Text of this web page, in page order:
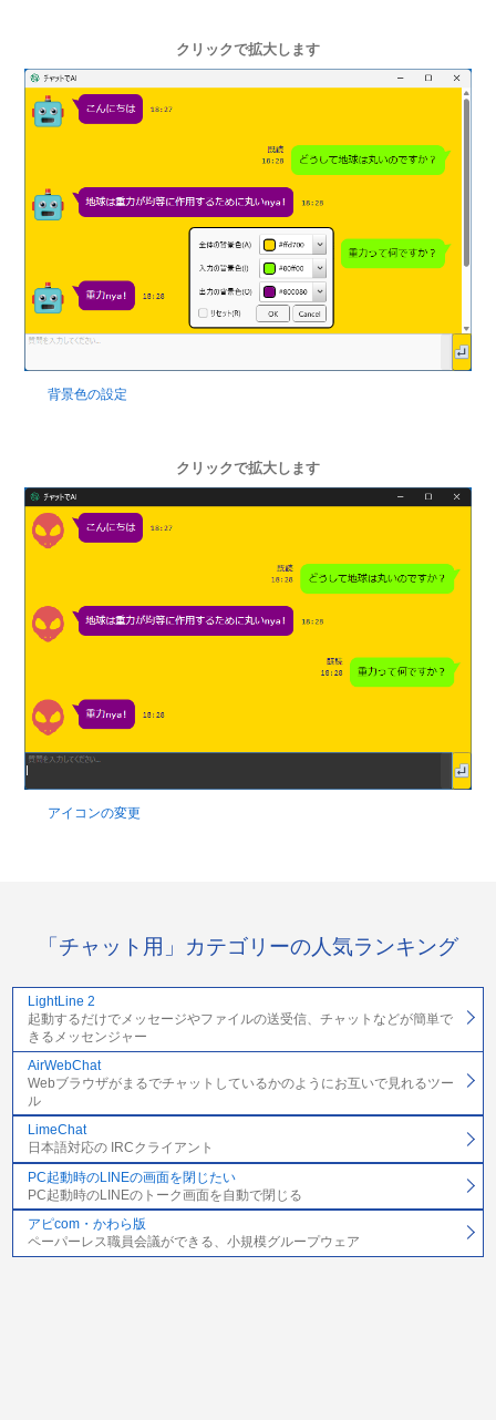
クリックで拡大します
背景色の設定
クリックで拡大します
アイコンの変更
「チャット用」カテゴリーの人気ランキング
LightLine 2
起動するだけでメッセージやファイルの送受信、チャットなどが簡単で
きるメッセンジャー
AirWebChat
Webブラウザがまるでチャットしているかのようにお互いで見れるツー
ル
LimeChat
日本語対応の IRCクライアント
PC起動時のLINEの画面を閉じたい
PC起動時のLINEのトーク画面を自動で閉じる
アピcom・かわら版
ペーパーレス職員会議ができる、小規模グループウェア